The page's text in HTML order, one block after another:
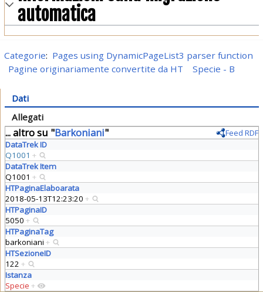
automatica
Categorie: Pages using DynamicPageList3 parser function
Pagine originariamente convertite da HT
Specie - B
Dati
Allegati
... altro su "Barkoniani"
Feed RDF
DataTrek ID
Q1001 +
DataTrek Item
Q1001 +
HTPaginaElaboarata
2018-05-13T12:23:20 +
HTPaginaID
5050 +
HTPaginaTag
barkoniani +
HTSezioneID
122 +
Istanza
Specie +